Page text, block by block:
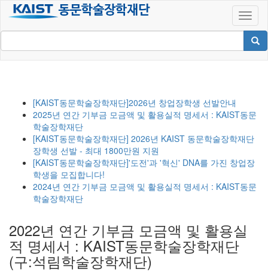
[KAIST동문학술장학재단]2026년 창업장학생 선발안내
2025년 연간 기부금 모금액 및 활용실적 명세서 : KAIST동문
학술장학재단
[KAIST동문학술장학재단] 2026년 KAIST 동문학술장학재단
장학생 선발 - 최대 1800만원 지원
[KAIST동문학술장학재단]'도전'과 '혁신' DNA를 가진 창업장
학생을 모집합니다!
2024년 연간 기부금 모금액 및 활용실적 명세서 : KAIST동문
학술장학재단
2022년 연간 기부금 모금액 및 활용실
적 명세서 : KAIST동문학술장학재단
(구:석림학술장학재단)